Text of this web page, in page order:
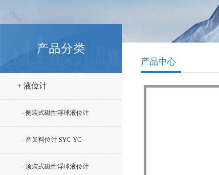
产品分类
+ 液位计
- 侧装式磁性浮球液位计
- 音叉料位计 SYC-YC
- 顶装式磁性浮球液位计
产品中心